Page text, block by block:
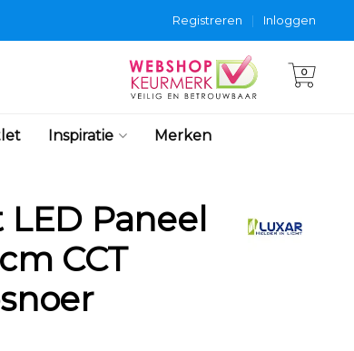
Inloggen
|
Registreren
0
Inspiratie Merken
Paneel
CCT